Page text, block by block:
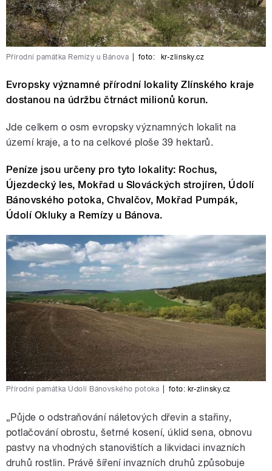
Přírodní památka Remízy u Bánova foto: kr-zlinsky.cz
Evropsky významné přírodní lokality Zlínského kraje
dostanou na údržbu čtrnáct milionů korun.
Jde celkem o osm evropsky významných lokalit na
území kraje, a to na celkové ploše 39 hektarů.
Peníze jsou určeny pro tyto lokality: Rochus,
Újezdecký les, Mokřad u Slováckých strojíren, Údolí
Bánovského potoka, Chvalčov, Mokřad Pumpák,
Údolí Okluky a Remízy u Bánova.
Přírodní památka Údolí Bánovského potoka foto: kr-zlinsky.cz
„Půjde o odstraňování náletových dřevin a stařiny,
potlačování obrostu, šetrné kosení, úklid sena, obnovu
pastvy na vhodných stanovištích a likvidaci invazních
druhů rostlin. Právě šíření invazních druhů způsobuje